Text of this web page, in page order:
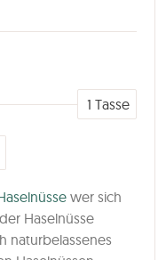
1 Tasse
wer sich
Haselnüsse
naturbelassenes